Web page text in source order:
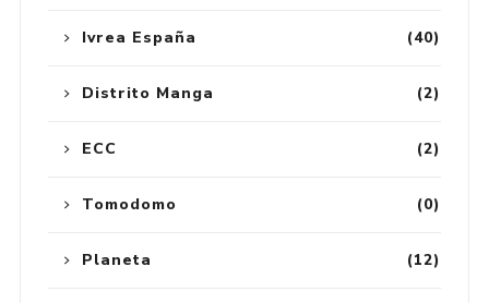
(40)
Ivrea España
(2)
Distrito Manga
(2)
ECC
(0)
Tomodomo
(12)
Planeta